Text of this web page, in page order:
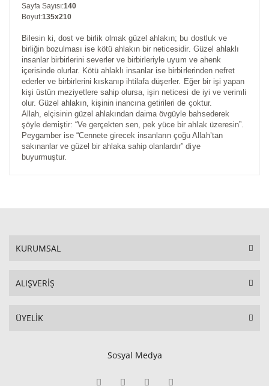
Sayfa Sayısı:140
Boyut:135x210
Bilesin ki, dost ve birlik olmak güzel ahlakın; bu dostluk ve
birliğin bozulması ise kötü ahlakın bir neticesidir. Güzel ahlaklı
insanlar birbirlerini severler ve birbirleriyle uyum ve ahenk
içerisinde olurlar. Kötü ahlaklı insanlar ise birbirlerinden nefret
ederler ve birbirlerini kıskanıp ihtilafa düşerler. Eğer bir işi yapan
kişi üstün meziyetlere sahip olursa, işin neticesi de iyi ve verimli
olur. Güzel ahlakın, kişinin inancına getirileri de çoktur.
Allah, elçisinin güzel ahlakından daima övgüyle bahsederek
şöyle demiştir: “Ve gerçekten sen, pek yüce bir ahlak üzeresin”.
Peygamber ise “Cennete girecek insanların çoğu Allah’tan
sakınanlar ve güzel bir ahlaka sahip olanlardır” diye
buyurmuştur.
KURUMSAL
ALIŞVERİŞ
ÜYELİK
Sosyal Medya